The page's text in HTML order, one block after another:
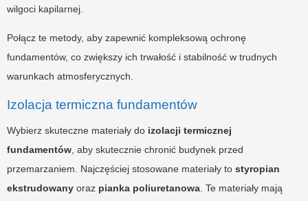
wilgoci kapilarnej.
Połącz te metody, aby zapewnić kompleksową ochronę
fundamentów, co zwiększy ich trwałość i stabilność w trudnych
warunkach atmosferycznych.
Izolacja termiczna fundamentów
Wybierz skuteczne materiały do izolacji termicznej
fundamentów , aby skutecznie chronić budynek przed
przemarzaniem. Najczęściej stosowane materiały to styropian
ekstrudowany oraz pianka poliuretanowa . Te materiały mają